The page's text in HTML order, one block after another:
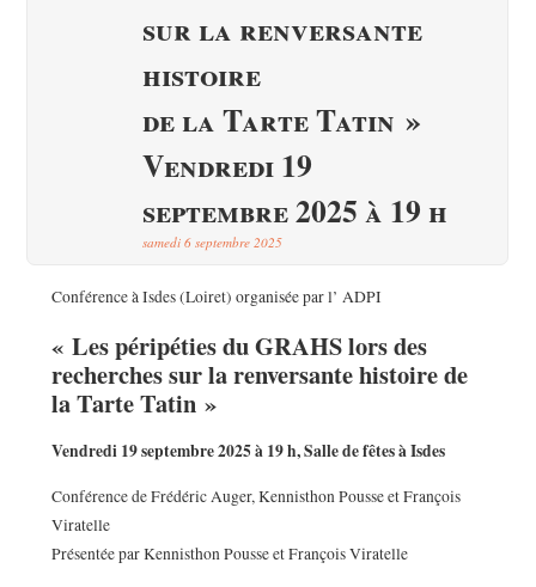
sur la renversante
histoire
de la Tarte Tatin »
Vendredi 19
septembre 2025 à 19 h
samedi 6 septembre 2025
Conférence à Isdes (Loiret) organisée par l’ ADPI
« Les péripéties du GRAHS lors des
recherches sur la renversante histoire de
la Tarte Tatin »
Vendredi 19 septembre 2025 à 19 h, Salle de fêtes à Isdes
Conférence de Frédéric Auger, Kennisthon Pousse et François
Viratelle
Présentée par Kennisthon Pousse et François Viratelle